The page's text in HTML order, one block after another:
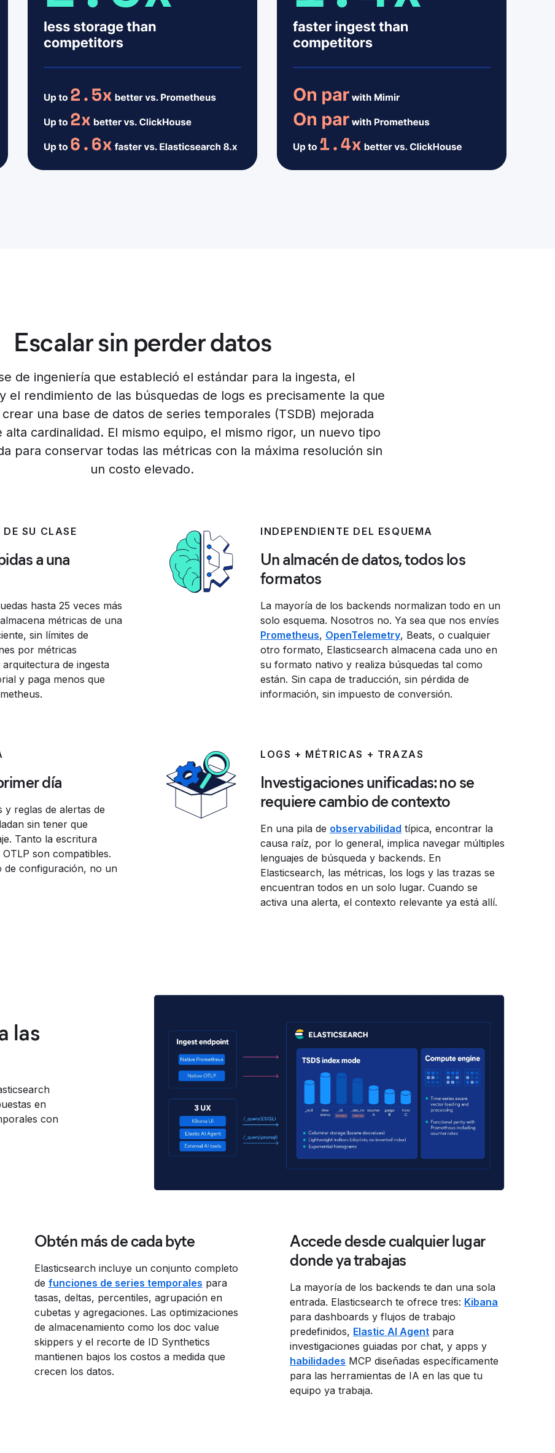
Escalar sin perder datos
de ingeniería que estableció el estándar para la ingesta, el
el rendimiento de las búsquedas de logs es precisamente la que
una base de datos de series temporales (TSDB) mejorada
alta cardinalidad. El mismo equipo, el mismo rigor, un nuevo tipo
para conservar todas las métricas con la máxima resolución sin
un costo elevado.
SU CLASE
a una
hasta 25 veces más
métricas de una
sin límites de
por métricas
de ingesta
y paga menos que
INDEPENDIENTE DEL ESQUEMA
Un almacén de datos, todos los
formatos
La mayoría de los backends normalizan todo en un
solo esquema. Nosotros no. Ya sea que nos envíes
Prometheus, OpenTelemetry, Beats, o cualquier
otro formato, Elasticsearch almacena cada uno en
su formato nativo y realiza búsquedas tal como
están. Sin capa de traducción, sin pérdida de
información, sin impuesto de conversión.
día
y reglas de alertas de
sin tener que
Tanto la escritura
son compatibles.
de configuración, no un
LOGS + MÉTRICAS + TRAZAS
Investigaciones unificadas: no se
requiere cambio de contexto
En una pila de observabilidad típica, encontrar la
causa raíz, por lo general, implica navegar múltiples
lenguajes de búsqueda y backends. En
Elasticsearch, las métricas, los logs y las trazas se
encuentran todos en un solo lugar. Cuando se
activa una alerta, el contexto relevante ya está allí.
las
en
con
Obtén más de cada byte
Elasticsearch incluye un conjunto completo
de funciones de series temporales para
tasas, deltas, percentiles, agrupación en
cubetas y agregaciones. Las optimizaciones
de almacenamiento como los doc value
skippers y el recorte de ID Synthetics
mantienen bajos los costos a medida que
crecen los datos.
Accede desde cualquier lugar
donde ya trabajas
La mayoría de los backends te dan una sola
entrada. Elasticsearch te ofrece tres: Kibana
para dashboards y flujos de trabajo
predefinidos, Elastic AI Agent para
investigaciones guiadas por chat, y apps y
habilidades MCP diseñadas específicamente
para las herramientas de IA en las que tu
equipo ya trabaja.